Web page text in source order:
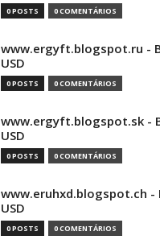
0 POSTS 0 COMENTÁRIOS
www.ergyft.blogspot.ru -
USD
0 POSTS 0 COMENTÁRIOS
www.ergyft.blogspot.sk -
USD
0 POSTS 0 COMENTÁRIOS
www.eruhxd.blogspot.ch -
USD
0 POSTS 0 COMENTÁRIOS